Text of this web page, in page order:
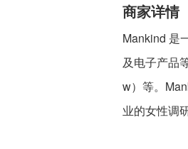
商家详情
Mankind 是
及电子产品
w）等。
业的女性调